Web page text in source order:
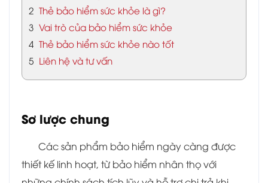
2 Thẻ bảo hiểm sức khỏe là gì?
3 Vai trò của bảo hiểm sức khỏe
4 Thẻ bảo hiểm sức khỏe nào tốt
5 Liên hệ và tư vấn
Sơ lược chung
Các sản phẩm bảo hiểm ngày càng được
thiết kế linh hoạt, từ bảo hiểm nhân thọ với